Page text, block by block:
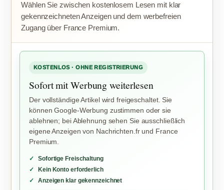
Wählen Sie zwischen kostenlosem Lesen mit klar
gekennzeichneten Anzeigen und dem werbefreien
Zugang über France Premium.
KOSTENLOS · OHNE REGISTRIERUNG
Sofort mit Werbung weiterlesen
Der vollständige Artikel wird freigeschaltet. Sie
können Google-Werbung zustimmen oder sie
ablehnen; bei Ablehnung sehen Sie ausschließlich
eigene Anzeigen von Nachrichten.fr und France
Premium.
Sofortige Freischaltung
Kein Konto erforderlich
Anzeigen klar gekennzeichnet